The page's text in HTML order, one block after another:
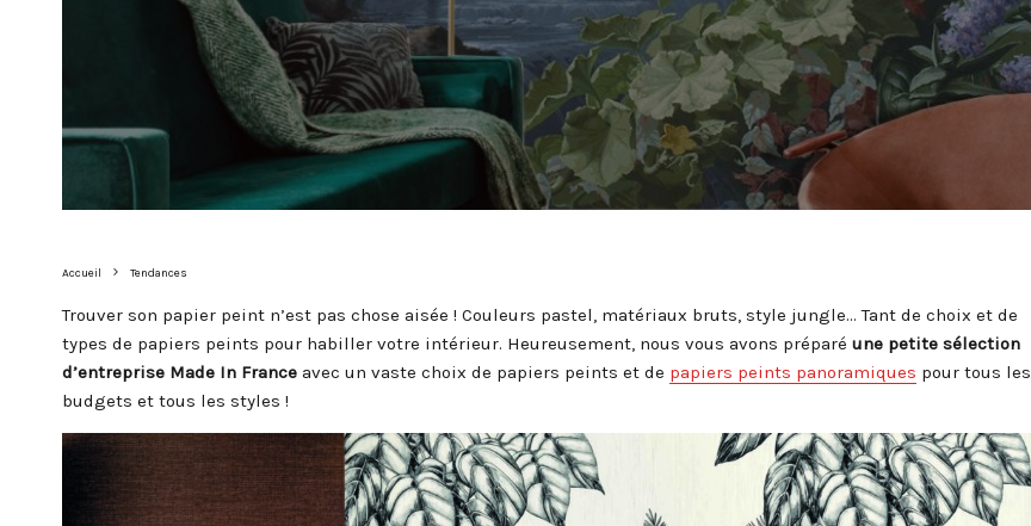
Accueil Tendances
Trouver son papier peint n’est pas chose aisée ! Couleurs pastel, matériaux bruts, style jungle… Tant de choix et de
types de papiers peints pour habiller votre intérieur. Heureusement, nous vous avons préparé une petite sélection
d’entreprise Made In France avec un vaste choix de papiers peints et de papiers peints panoramiques pour tous les
budgets et tous les styles !